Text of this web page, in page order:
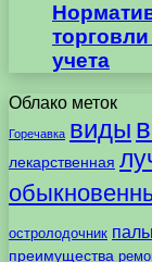
учета
Облако меток
Горечавка виды
лекарственная
остролодочник
преимущества